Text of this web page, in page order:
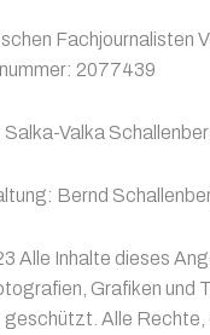
Fachjournalisten
2077439
Valka
Bernd
Alle Inhalte dieses
Grafiken und
Alle Rechte,